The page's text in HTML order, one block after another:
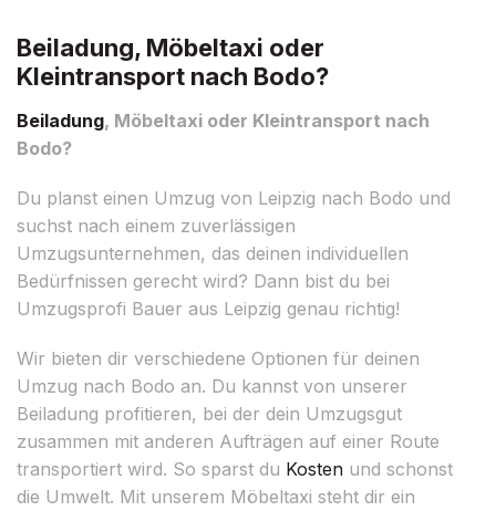
Beiladung, Möbeltaxi oder
Kleintransport nach Bodo?
Beiladung, Möbeltaxi oder Kleintransport nach
Bodo?
Du planst einen Umzug von Leipzig nach Bodo und
suchst nach einem zuverlässigen
Umzugsunternehmen, das deinen individuellen
Bedürfnissen gerecht wird? Dann bist du bei
Umzugsprofi Bauer aus Leipzig genau richtig!
Wir bieten dir verschiedene Optionen für deinen
Umzug nach Bodo an. Du kannst von unserer
Beiladung profitieren, bei der dein Umzugsgut
zusammen mit anderen Aufträgen auf einer Route
transportiert wird. So sparst du Kosten und schonst
die Umwelt. Mit unserem Möbeltaxi steht dir ein